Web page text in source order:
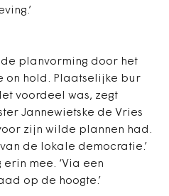
planvorming door het
on hold. Plaatselijke bur
voordeel was, zegt
Jannewietske de Vries
zijn wilde plannen had.
de lokale democratie.’
mee. ‘Via een
op de hoogte.’